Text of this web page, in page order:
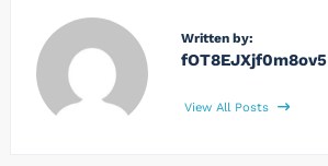
Written by:
fOT8EJXjf0m8ov5
View All Posts